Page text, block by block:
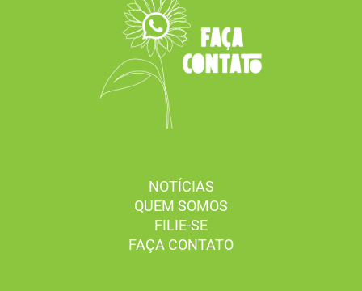
NOTÍCIAS
QUEM SOMOS
FILIE-SE
FAÇA CONTATO